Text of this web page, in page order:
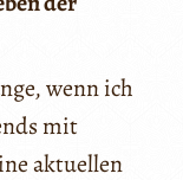
wenn ich
mit
aktuellen